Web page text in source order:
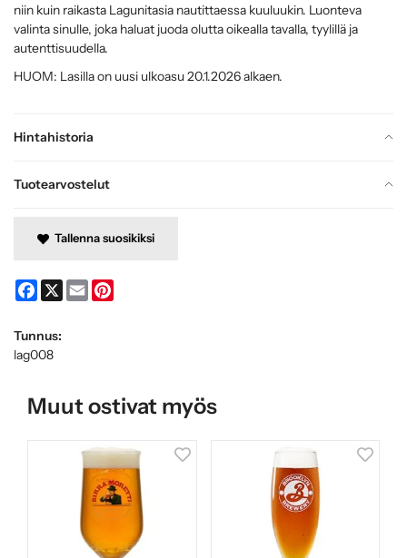
Hintahistoria
Tuotearvostelut
niin kuin raikasta Lagunitasia nautittaessa kuuluukin. Luonteva
valinta sinulle, joka haluat juoda olutta oikealla tavalla, tyylillä ja
autenttisuudella.
HUOM: Lasilla on uusi ulkoasu 20.1.2026 alkaen.
Tallenna suosikiksi
Facebook
X Email
Tunnus:
lag008
Muut ostivat myös